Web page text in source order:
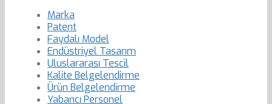
Marka
Patent
Faydalı Model
Endüstriyel Tasarım
Uluslararası Tescil
Kalite Belgelendirme
Ürün Belgelendirme
Yabancı Personel